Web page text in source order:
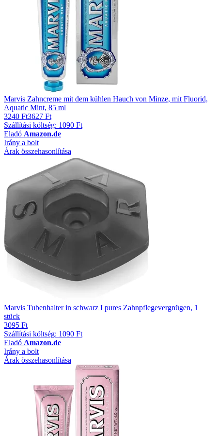
Marvis Zahncreme mit dem kühlen Hauch von Minze, mit Fluorid,
Aquatic Mint, 85 ml
3240 Ft3627 Ft
Szállítási költség: 1090 Ft
Eladó Amazon.de
Irány a bolt
Árak összehasonlítása
Marvis Tubenhalter in schwarz I pures Zahnpflegevergnügen, 1
stück
3095 Ft
Szállítási költség: 1090 Ft
Eladó Amazon.de
Irány a bolt
Árak összehasonlítása